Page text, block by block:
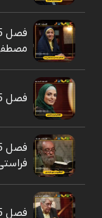
فصل 5 قسمت 3 - بهار کاتوزی
فصل 5 قسمت 4 - بهروز رضوی